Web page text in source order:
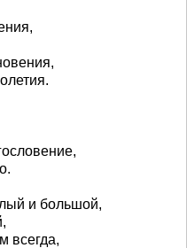
и большой,
всегда,